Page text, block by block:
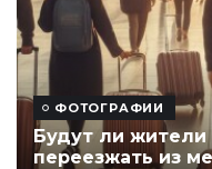
ФОТОГРАФИИ
Будут ли
переезжать из